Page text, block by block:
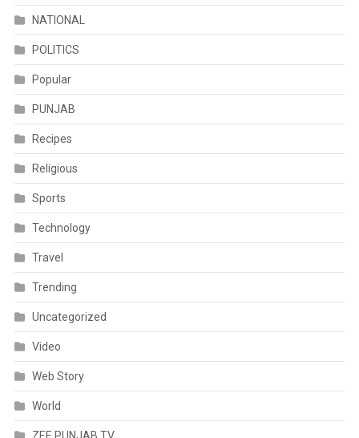
NATIONAL
POLITICS
Popular
PUNJAB
Recipes
Religious
Sports
Technology
Travel
Trending
Uncategorized
Video
Web Story
World
ZEE PUNJAB TV